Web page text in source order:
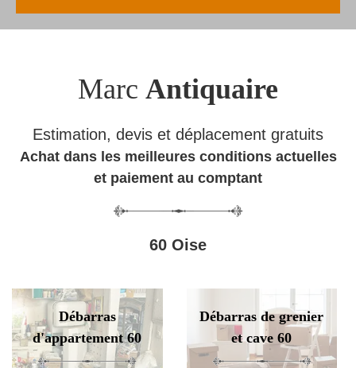
Marc Antiquaire
Estimation, devis et déplacement gratuits
Achat dans les meilleures conditions actuelles
et paiement au comptant
60 Oise
Débarras
d'appartement 60
Débarras de grenier
et cave 60